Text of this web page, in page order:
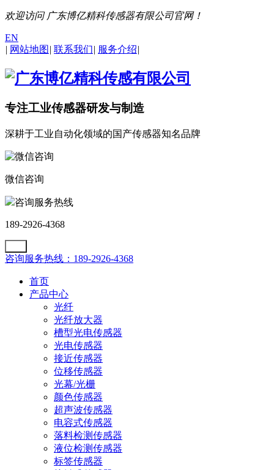
欢迎访问 广东博亿精科传感器有限公司官网！
EN
| 网站地图 | 联系我们| 服务介绍|
专注工业传感器研发与制造
深耕于工业自动化领域的国产传感器知名品牌
微信咨询
咨询服务热线
189-2926-4368
咨询服务热线：189-2926-4368
首页
产品中心
光纤
光纤放大器
槽型光电传感器
光电传感器
接近传感器
位移传感器
光幕/光栅
颜色传感器
超声波传感器
电容式传感器
落料检测传感器
液位检测传感器
标签传感器